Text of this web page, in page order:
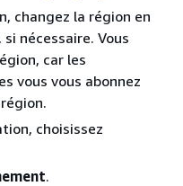
changez la région en
, si nécessaire. Vous
car les
vous vous abonnez
choisissez
.